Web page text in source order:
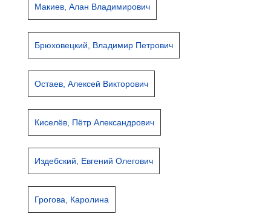
Макиев, Алан Владимирович
Брюховецкий, Владимир Петрович
Остаев, Алексей Викторович
Киселёв, Пётр Александрович
Издебский, Евгений Олегович
Грогова, Каролина